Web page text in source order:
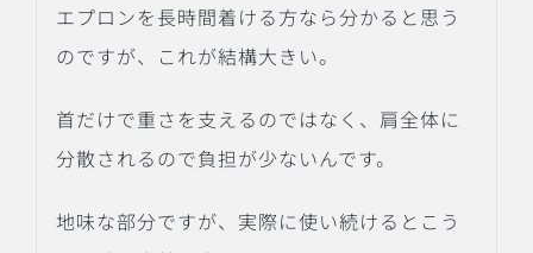
エプロンを長時間着ける方なら分かると思う
のですが、これが結構大きい。
首だけで重さを支えるのではなく、肩全体に
分散されるので負担が少ないんです。
地味な部分ですが、実際に使い続けるとこう